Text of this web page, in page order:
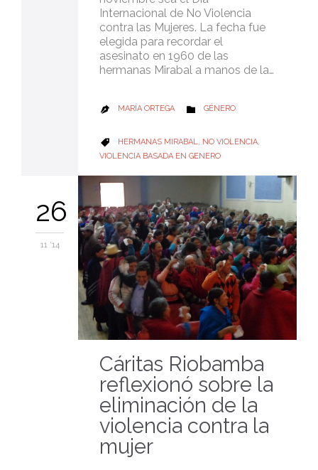
Internacional de No Violencia
contra las Mujeres. La fecha fue
elegida para recordar el
asesinato en 1960 de las
hermanas Mirabal a manos de la…
 MARÍA ORTEGA  CATEGORY
GÉNERO
 CATEGORY
HERMANAS MIRABAL, NO VIOLENCIA,
VIOLENCIA BASADA EN GENERO
26
11 '14
Cáritas Riobamba
reflexionó sobre la
eliminación de la
violencia contra la
mujer